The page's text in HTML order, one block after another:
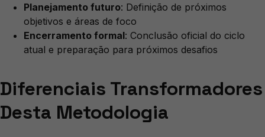
Planejamento futuro: Definição de próximos
objetivos e áreas de foco
Encerramento formal: Conclusão oficial do ciclo
atual e preparação para próximos desafios
Diferenciais Transformadores
Desta Metodologia